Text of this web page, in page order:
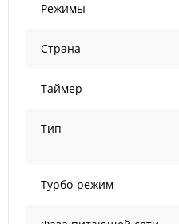
Режимы
Страна
Таймер
Тип
Турбо-режим